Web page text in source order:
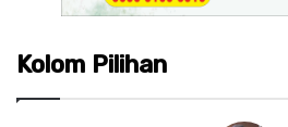
Kolom Pilihan